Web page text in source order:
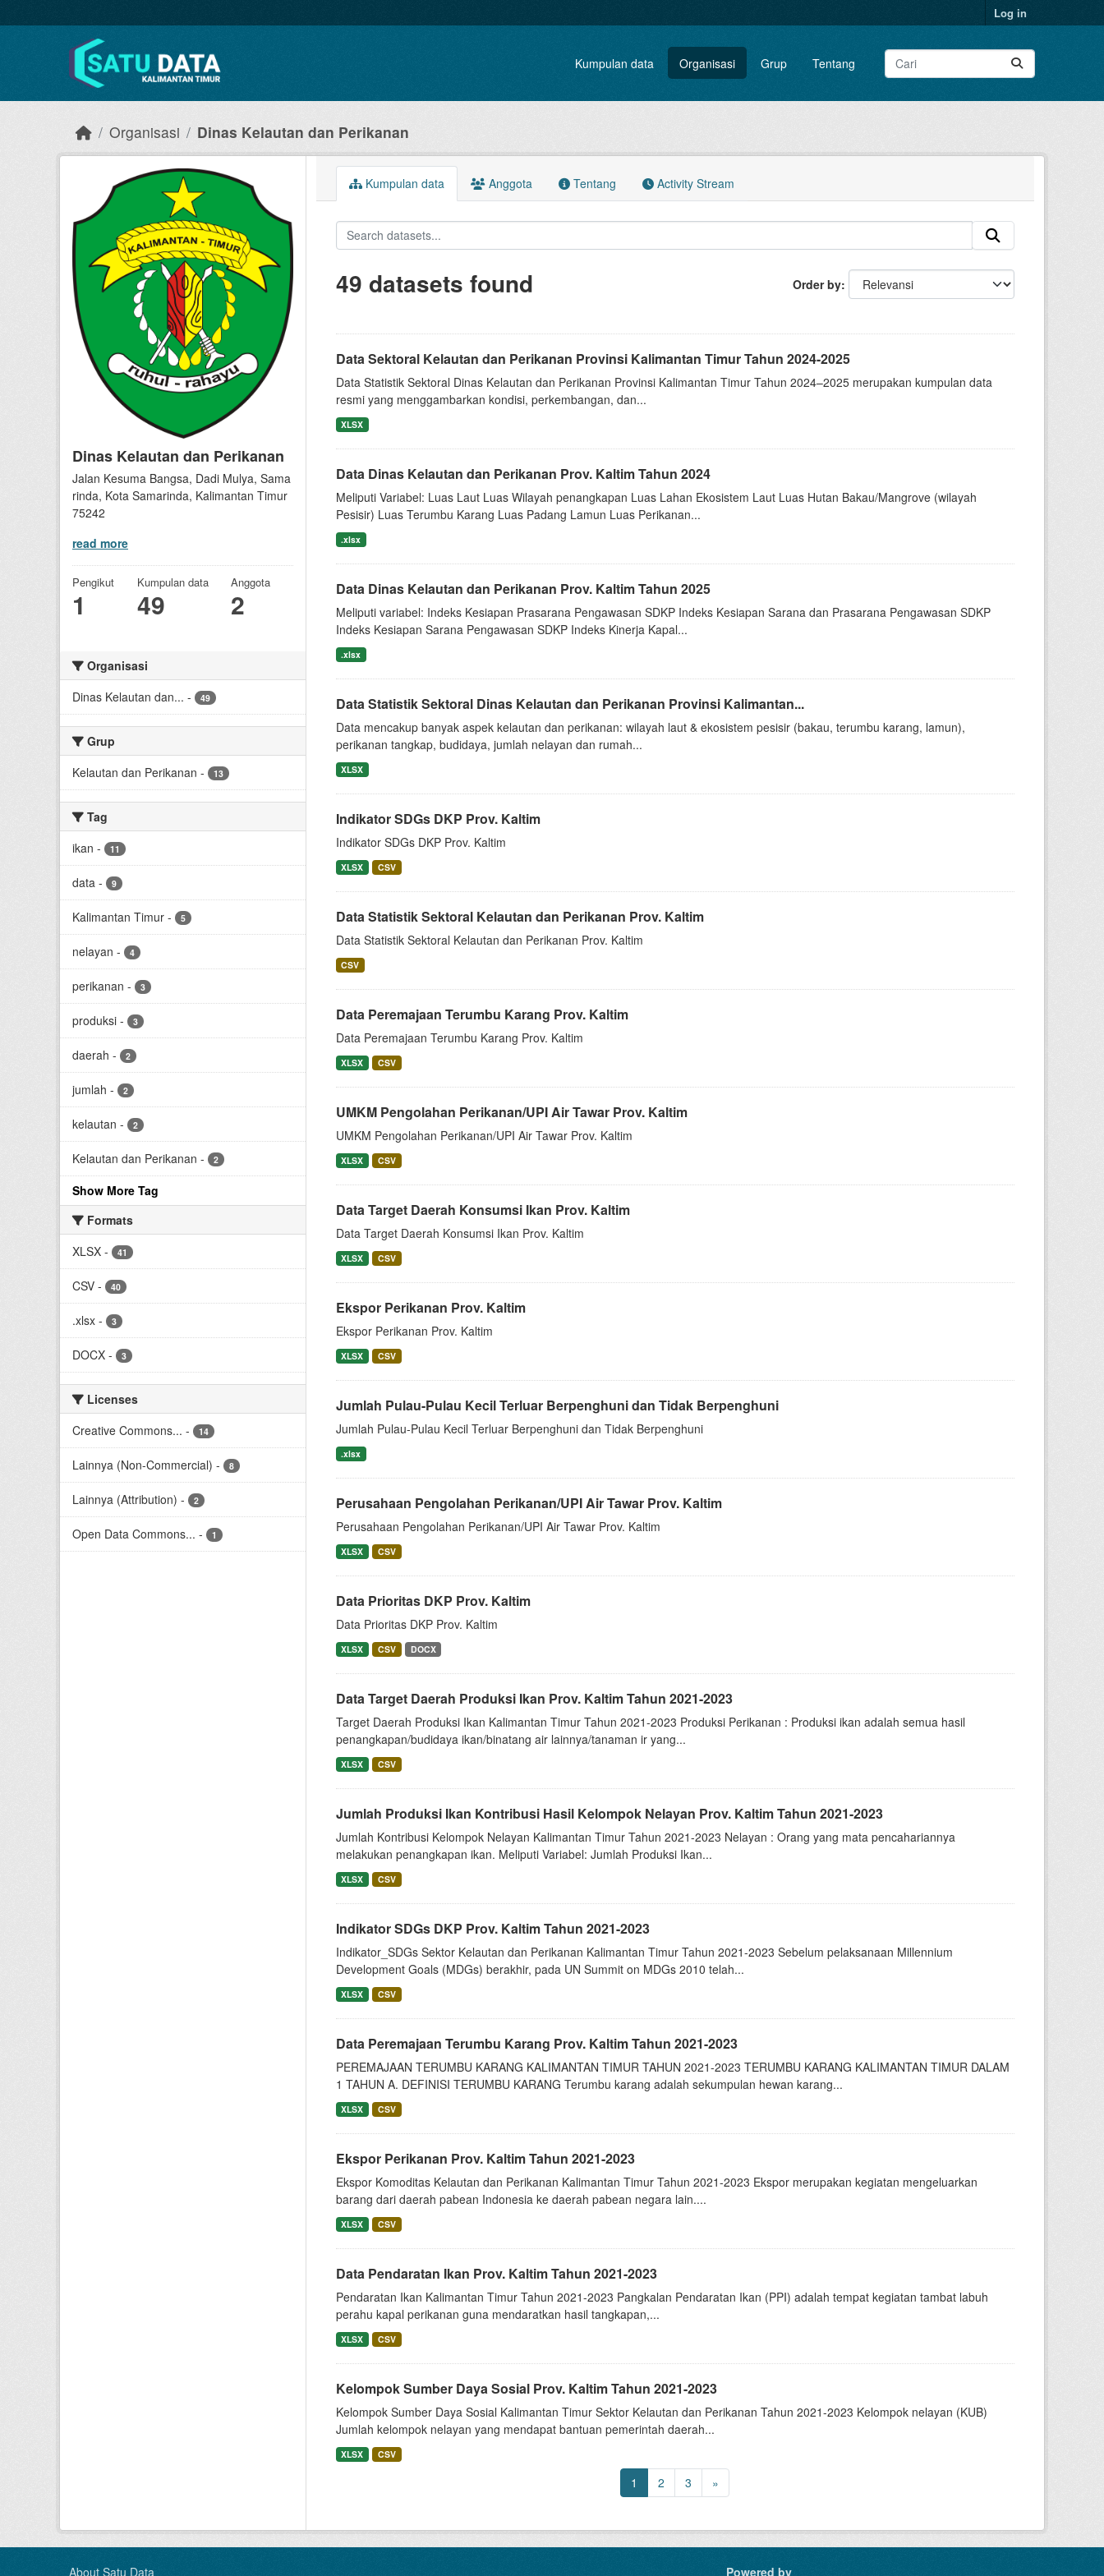
Log in
Kumpulan data Organisasi Grup Tentang
Organisasi Dinas Kelautan dan Perikanan
Dinas Kelautan dan Perikanan
Jalan Kesuma Bangsa, Dadi Mulya, Sama
rinda, Kota Samarinda, Kalimantan Timur
75242
read more
Pengikut
1
Kumpulan data
49
Anggota
2
Organisasi
Dinas Kelautan dan... - 49
Grup
Kelautan dan Perikanan - 13
Tag
ikan - 11
data - 9
Kalimantan Timur - 5
nelayan - 4
perikanan - 3
produksi - 3
daerah - 2
jumlah - 2
kelautan - 2
Kelautan dan Perikanan - 2
Show More Tag
Formats
XLSX - 41
CSV - 40
.xlsx - 3
DOCX - 3
Licenses
Creative Commons... - 14
Lainnya (Non-Commercial) - 8
Lainnya (Attribution) - 2
Open Data Commons... - 1
Kumpulan data Anggota Tentang Activity Stream
Order by
49 datasets found
Data Sektoral Kelautan dan Perikanan Provinsi Kalimantan Timur Tahun 2024-2025
Data Statistik Sektoral Dinas Kelautan dan Perikanan Provinsi Kalimantan Timur Tahun 2024–2025 merupakan kumpulan data
resmi yang menggambarkan kondisi, perkembangan, dan...
XLSX
Data Dinas Kelautan dan Perikanan Prov. Kaltim Tahun 2024
Meliputi Variabel: Luas Laut Luas Wilayah penangkapan Luas Lahan Ekosistem Laut Luas Hutan Bakau/Mangrove (wilayah
Pesisir) Luas Terumbu Karang Luas Padang Lamun Luas Perikanan...
.xlsx
Data Dinas Kelautan dan Perikanan Prov. Kaltim Tahun 2025
Meliputi variabel: Indeks Kesiapan Prasarana Pengawasan SDKP Indeks Kesiapan Sarana dan Prasarana Pengawasan SDKP
Indeks Kesiapan Sarana Pengawasan SDKP Indeks Kinerja Kapal...
.xlsx
Data Statistik Sektoral Dinas Kelautan dan Perikanan Provinsi Kalimantan...
Data mencakup banyak aspek kelautan dan perikanan: wilayah laut & ekosistem pesisir (bakau, terumbu karang, lamun),
perikanan tangkap, budidaya, jumlah nelayan dan rumah...
XLSX
Indikator SDGs DKP Prov. Kaltim
Indikator SDGs DKP Prov. Kaltim
XLSX CSV
Data Statistik Sektoral Kelautan dan Perikanan Prov. Kaltim
Data Statistik Sektoral Kelautan dan Perikanan Prov. Kaltim
CSV
Data Peremajaan Terumbu Karang Prov. Kaltim
Data Peremajaan Terumbu Karang Prov. Kaltim
XLSX CSV
UMKM Pengolahan Perikanan/UPI Air Tawar Prov. Kaltim
UMKM Pengolahan Perikanan/UPI Air Tawar Prov. Kaltim
XLSX CSV
Data Target Daerah Konsumsi Ikan Prov. Kaltim
Data Target Daerah Konsumsi Ikan Prov. Kaltim
XLSX CSV
Ekspor Perikanan Prov. Kaltim
Ekspor Perikanan Prov. Kaltim
XLSX CSV
Jumlah Pulau-Pulau Kecil Terluar Berpenghuni dan Tidak Berpenghuni
Jumlah Pulau-Pulau Kecil Terluar Berpenghuni dan Tidak Berpenghuni
.xlsx
Perusahaan Pengolahan Perikanan/UPI Air Tawar Prov. Kaltim
Perusahaan Pengolahan Perikanan/UPI Air Tawar Prov. Kaltim
XLSX CSV
Data Prioritas DKP Prov. Kaltim
Data Prioritas DKP Prov. Kaltim
XLSX CSV DOCX
Data Target Daerah Produksi Ikan Prov. Kaltim Tahun 2021-2023
Target Daerah Produksi Ikan Kalimantan Timur Tahun 2021-2023 Produksi Perikanan : Produksi ikan adalah semua hasil
penangkapan/budidaya ikan/binatang air lainnya/tanaman ir yang...
XLSX CSV
Jumlah Produksi Ikan Kontribusi Hasil Kelompok Nelayan Prov. Kaltim Tahun 2021-2023
Jumlah Kontribusi Kelompok Nelayan Kalimantan Timur Tahun 2021-2023 Nelayan : Orang yang mata pencahariannya
melakukan penangkapan ikan. Meliputi Variabel: Jumlah Produksi Ikan...
XLSX CSV
Indikator SDGs DKP Prov. Kaltim Tahun 2021-2023
Indikator_SDGs Sektor Kelautan dan Perikanan Kalimantan Timur Tahun 2021-2023 Sebelum pelaksanaan Millennium
Development Goals (MDGs) berakhir, pada UN Summit on MDGs 2010 telah...
XLSX CSV
Data Peremajaan Terumbu Karang Prov. Kaltim Tahun 2021-2023
PEREMAJAAN TERUMBU KARANG KALIMANTAN TIMUR TAHUN 2021-2023 TERUMBU KARANG KALIMANTAN TIMUR DALAM
1 TAHUN A. DEFINISI TERUMBU KARANG Terumbu karang adalah sekumpulan hewan karang...
XLSX CSV
Ekspor Perikanan Prov. Kaltim Tahun 2021-2023
Ekspor Komoditas Kelautan dan Perikanan Kalimantan Timur Tahun 2021-2023 Ekspor merupakan kegiatan mengeluarkan
barang dari daerah pabean Indonesia ke daerah pabean negara lain....
XLSX CSV
Data Pendaratan Ikan Prov. Kaltim Tahun 2021-2023
Pendaratan Ikan Kalimantan Timur Tahun 2021-2023 Pangkalan Pendaratan Ikan (PPI) adalah tempat kegiatan tambat labuh
perahu kapal perikanan guna mendaratkan hasil tangkapan,...
XLSX CSV
Kelompok Sumber Daya Sosial Prov. Kaltim Tahun 2021-2023
Kelompok Sumber Daya Sosial Kalimantan Timur Sektor Kelautan dan Perikanan Tahun 2021-2023 Kelompok nelayan (KUB)
Jumlah kelompok nelayan yang mendapat bantuan pemerintah daerah...
XLSX CSV
1 2 3 »
About Satu Data Powered by